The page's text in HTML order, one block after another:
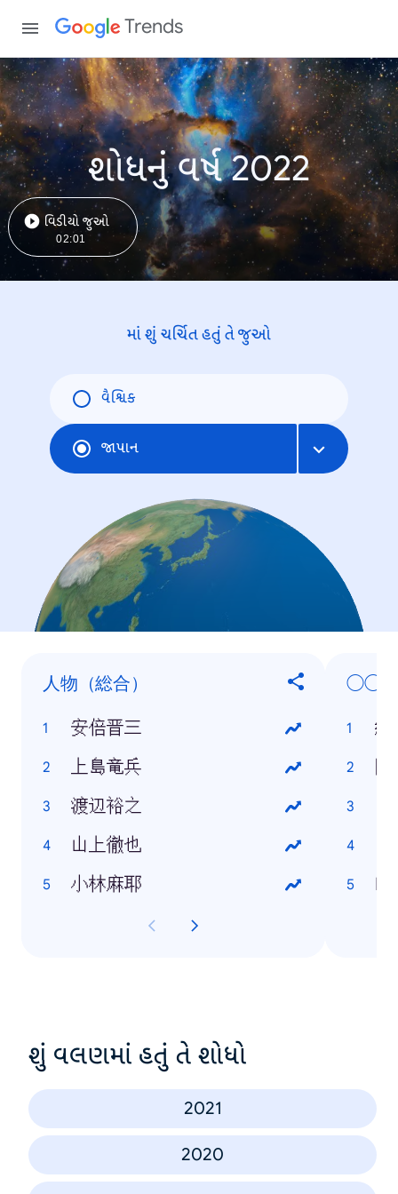
Trends
શોધનું વર્ષ 2022
વિડીયો જુઓ
02:01
માં શું ચર્ચિત હતું તે જુઓ
વૈશ્વિક
જાપાન
人物（総合）
安倍晋三
上島竜兵
渡辺裕之
山上徹也
小林麻耶
◯◯
統
શું વલણમાં હતું તે શોધો
2021
2020